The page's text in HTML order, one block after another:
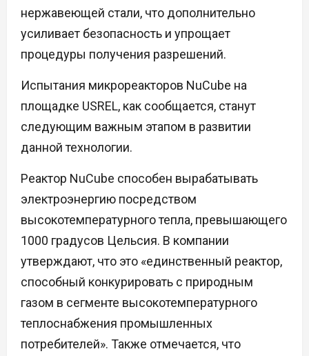
нержавеющей стали, что дополнительно
усиливает безопасность и упрощает
процедуры получения разрешений.
Испытания микрореакторов NuCube на
площадке USREL, как сообщается, станут
следующим важным этапом в развитии
данной технологии.
Реактор NuCube способен вырабатывать
электроэнергию посредством
высокотемпературного тепла, превышающего
1000 градусов Цельсия. В компании
утверждают, что это «единственный реактор,
способный конкурировать с природным
газом в сегменте высокотемпературного
теплоснабжения промышленных
потребителей». Также отмечается, что